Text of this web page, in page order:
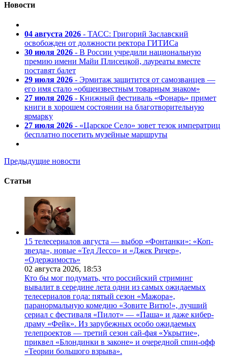
Новости
04 августа 2026 - ТАСС: Григорий Заславский
освобожден от должности ректора ГИТИСа
30 июля 2026 - В России учредили национальную
премию имени Майи Плисецкой, лауреаты вместе
поставят балет
29 июля 2026 - Эрмитаж защитится от самозванцев —
его имя стало «общеизвестным товарным знаком»
27 июля 2026 - Книжный фестиваль «Фонарь» примет
книги в хорошем состоянии на благотворительную
ярмарку
27 июля 2026 - «Царское Село» зовет тезок императриц
бесплатно посетить музейные маршруты
Предыдущие новости
Статьи
15 телесериалов августа — выбор «Фонтанки»: «Коп-
звезда», новые «Тед Лессо» и «Джек Ричер»,
«Одержимость»
02 августа 2026, 18:53
Кто бы мог подумать, что российский стриминг
вывалит в середине лета одни из самых ожидаемых
телесериалов года: пятый сезон «Мажора»,
паранормальную комедию «Зовите Витю!», лучший
сериал с фестиваля «Пилот» — «Паша» и даже кибер-
драму «Фейк». Из зарубежных особо ожидаемых
телепроектов — третий сезон сай-фая «Укрытие»,
приквел «Блондинки в законе» и очередной спин-офф
«Теории большого взрыва».